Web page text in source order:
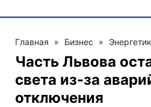
Главная » Бизнес »
Часть Львова
света из-за
отключения